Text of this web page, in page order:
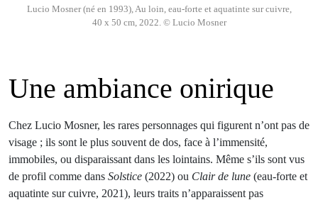
Lucio Mosner (né en 1993), Au loin, eau-forte et aquatinte sur cuivre,
40 x 50 cm, 2022. © Lucio Mosner
Une ambiance onirique
Chez Lucio Mosner, les rares personnages qui figurent n’ont pas de
visage ; ils sont le plus souvent de dos, face à l’immensité,
immobiles, ou disparaissant dans les lointains. Même s’ils sont vus
de profil comme dans Solstice (2022) ou Clair de lune (eau-forte et
aquatinte sur cuivre, 2021), leurs traits n’apparaissent pas